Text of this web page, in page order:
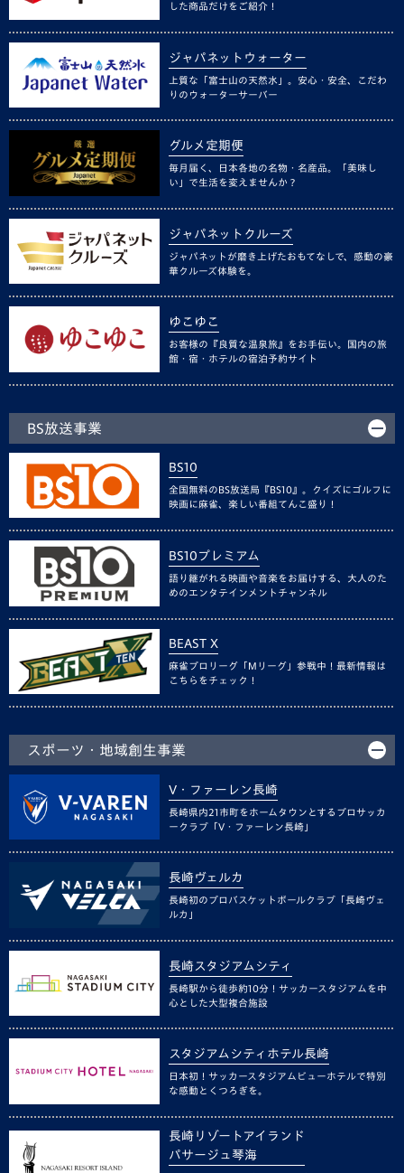
した商品だけをご紹介！
ジャパネットウォーター
上質な「富士山の天然水」。安心・安全、こだわ
りのウォーターサーバー
グルメ定期便
毎月届く、日本各地の名物・名産品。「美味し
い」で生活を変えませんか？
ジャパネットクルーズ
ジャパネットが磨き上げたおもてなしで、感動の豪
華クルーズ体験を。
ゆこゆこ
お客様の『良質な温泉旅』をお手伝い。国内の旅
館・宿・ホテルの宿泊予約サイト
BS放送事業
BS10
全国無料のBS放送局『BS10』。クイズにゴルフに
映画に麻雀、楽しい番組てんこ盛り！
BS10プレミアム
語り継がれる映画や音楽をお届けする、大人のた
めのエンタテインメントチャンネル
BEAST X
麻雀プロリーグ「Mリーグ」参戦中！最新情報は
こちらをチェック！
スポーツ・地域創生事業
V・ファーレン長崎
長崎県内21市町をホームタウンとするプロサッカ
ークラブ「V・ファーレン長崎」
長崎ヴェルカ
長崎初のプロバスケットボールクラブ「長崎ヴェ
ルカ」
長崎スタジアムシティ
長崎駅から徒歩約10分！サッカースタジアムを中
心とした大型複合施設
スタジアムシティホテル長崎
日本初！サッカースタジアムビューホテルで特別
な感動とくつろぎを。
長崎リゾートアイランド
パサージュ琴海